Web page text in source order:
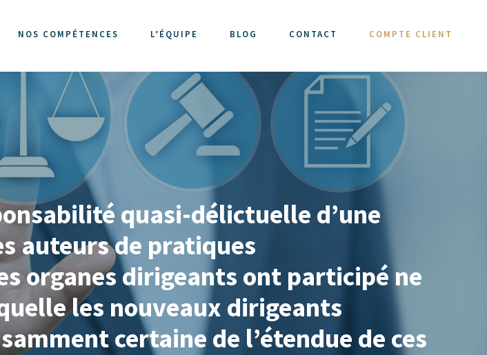
NOS COMPÉTENCES L’ÉQUIPE BLOG CONTACT COMPTE CLIENT
quasi-délictuelle d’une
auteurs de pratiques
organes dirigeants ont participé ne
les nouveaux dirigeants
certaine de l’étendue de ces